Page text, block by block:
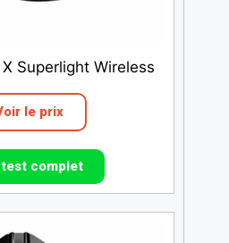
Superlight Wireless
le prix
complet